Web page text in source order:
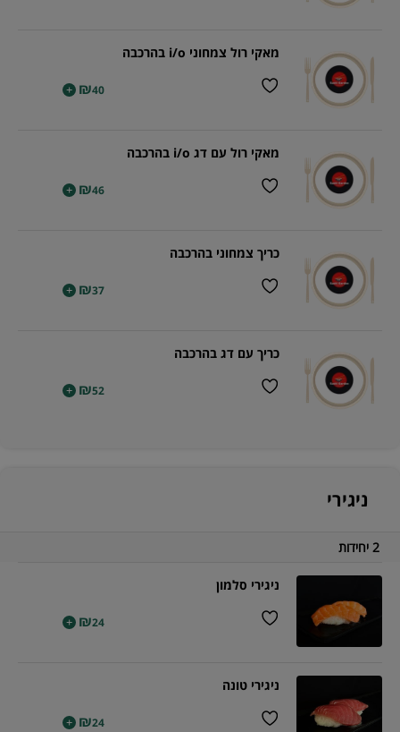
מאקי רול צמחוני i/o בהרכבה
₪40
+
מאקי רול עם דג i/o בהרכבה
₪46
+
כריך צמחוני בהרכבה
₪37
+
כריך עם דג בהרכבה
₪52
+
ניגירי
2 יחידות
ניגירי סלמון
₪24
+
ניגירי טונה
₪24
+